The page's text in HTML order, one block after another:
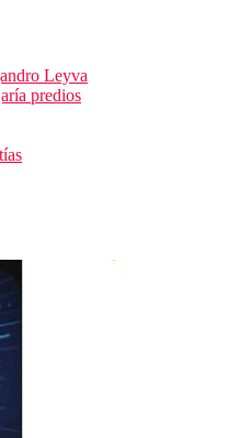
Leyva
predios